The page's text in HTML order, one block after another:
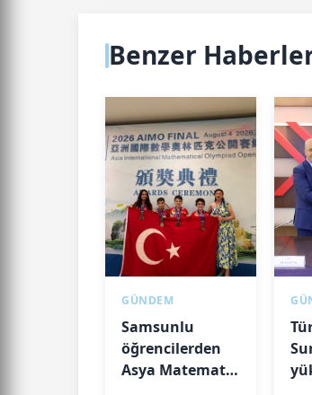
Benzer
GÜNDEM
Samsunlu
öğrencilerden
Asya Matematik